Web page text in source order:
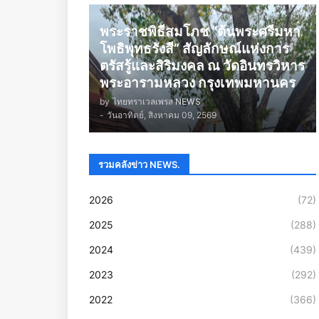
พระราชพิธีสมโภช “ต้นพระศรีมหา
โพธิพุทธรังสี” สัญลักษณ์แห่งการ
ตรัสรู้และสิริมงคล ณ วัดอินทรวิหาร
พระอารามหลวง กรุงเทพมหานคร
by ไทยทราเวลเพรส NEWS
- วันอาทิตย์, สิงหาคม 09, 2569
รวมคลังข่าว NEWS.
2026 (72)
2025 (288)
2024 (439)
2023 (292)
2022 (366)